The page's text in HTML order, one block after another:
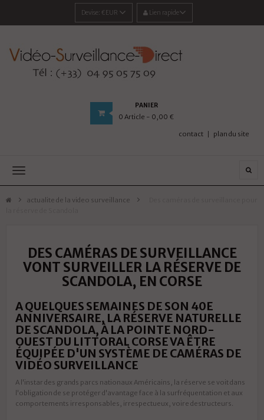
Devise: €EUR Lien rapide
PANIER
0 Article - 0,00 €
contact plan du site
Navigation
actualite de la video surveillance >
DES CAMÉRAS DE SURVEILLANCE
VONT SURVEILLER LA RÉSERVE DE
SCANDOLA, EN CORSE
A QUELQUES SEMAINES DE SON 40E
ANNIVERSAIRE, LA RÉSERVE NATURELLE
DE SCANDOLA, À LA POINTE NORD-
OUEST DU LITTORAL CORSE VA ÊTRE
ÉQUIPÉE D'UN SYSTÈME DE CAMÉRAS DE
VIDÉO SURVEILLANCE
A l'instar des grands parcs nationaux Américains, la réserve se voit dans
l'obligation de se protéger d'avantage face à la surfréquentation et aux
comportements irresponsables, irrespectueux, voire destructeurs.